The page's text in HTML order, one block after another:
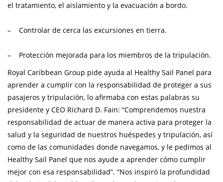
el tratamiento, el aislamiento y la evacuación a bordo.
– Controlar de cerca las excursiones en tierra.
– Protección mejorada para los miembros de la tripulación.
Royal Caribbean Group pide ayuda al Healthy Sail Panel para
aprender a cumplir con la responsabilidad de proteger a sus
pasajeros y tripulación, lo afirmaba con estas palabras su
presidente y CEO Richard D. Fain: “Comprendemos nuestra
responsabilidad de actuar de manera activa para proteger la
salud y la seguridad de nuestros huéspedes y tripulación, así
como de las comunidades donde navegamos, y le pedimos al
Healthy Sail Panel que nos ayude a aprender cómo cumplir
mejor con esa responsabilidad”. “Nos inspiró la profundidad